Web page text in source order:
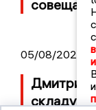
05/08/2026
Дмитрий
складу